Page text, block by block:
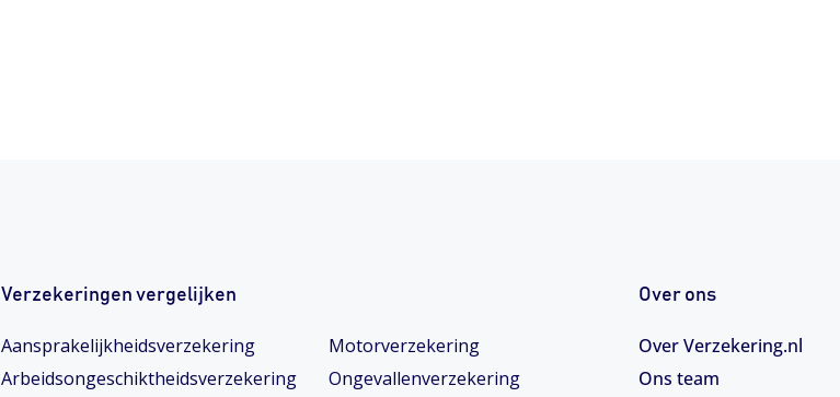
Verzekeringen vergelijken
Aansprakelijkheidsverzekering
Arbeidsongeschiktheids­­verzekering
Motorverzekering
Ongevallenverzekering
Over ons
Over Verzekering.nl
Ons team